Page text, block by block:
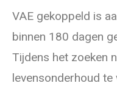
VAE gekoppeld is
binnen 180 dagen
Tijdens het zoeken
levensonderhoud te